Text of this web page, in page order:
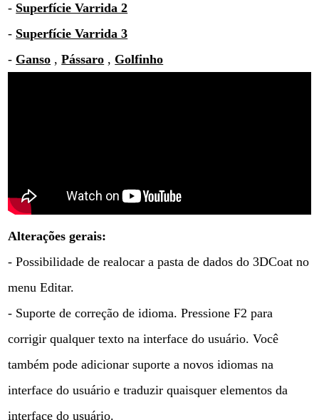
- Superfície Varrida 2
- Superfície Varrida 3
- Ganso ,Pássaro , Golfinho
Alterações gerais:
- Possibilidade de realocar a pasta de dados do 3DCoat no
menu Editar.
- Suporte de correção de idioma. Pressione F2 para
corrigir qualquer texto na interface do usuário. Você
também pode adicionar suporte a novos idiomas na
interface do usuário e traduzir quaisquer elementos da
interface do usuário.